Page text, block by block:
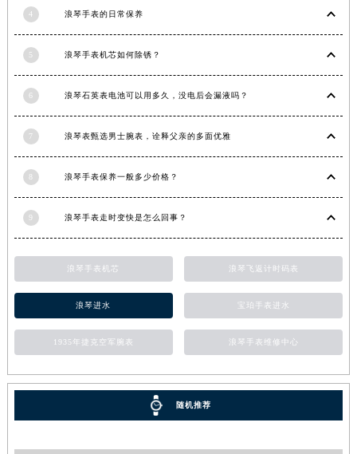
4 浪琴手表的日常保养
5 浪琴手表机芯如何除锈？
6 浪琴石英表电池可以用多久，没电后会漏液吗？
7 浪琴表甄选男士腕表，诠释父亲的多面优雅
8 浪琴手表保养一般多少价格？
9 浪琴手表走时变快是怎么回事？
浪琴手表机芯 浪琴飞返计时码表
浪琴进水 宝珀手表进水
1935年捷克空军腕表 浪琴手表维修中心
随机推荐